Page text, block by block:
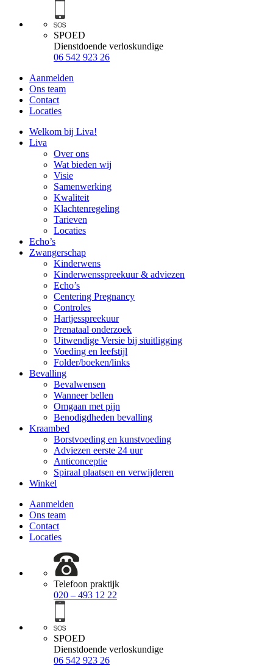
SPOED
Dienstdoende verloskundige
06 542 923 26
Aanmelden
Ons team
Contact
Locaties
Welkom bij Liva!
Liva
Over ons
Wat bieden wij
Visie
Samenwerking
Kwaliteit
Klachtenregeling
Tarieven
Locaties
Echo’s
Zwangerschap
Kinderwens
Kinderwensspreekuur & adviezen
Echo’s
Centering Pregnancy
Controles
Hartjesspreekuur
Prenataal onderzoek
Uitwendige Versie bij stuitligging
Voeding en leefstijl
Folder/boeken/links
Bevalling
Bevalwensen
Wanneer bellen
Omgaan met pijn
Benodigdheden bevalling
Kraambed
Borstvoeding en kunstvoeding
Adviezen eerste 24 uur
Anticonceptie
Spiraal plaatsen en verwijderen
Winkel
Aanmelden
Ons team
Contact
Locaties
Telefoon praktijk
020 – 493 12 22
SPOED
Dienstdoende verloskundige
06 542 923 26